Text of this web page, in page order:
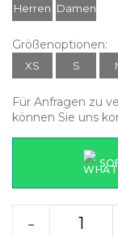
Herren Damen
Größenoptionen:
XS S
Für Anfragen zu
können Sie uns
-